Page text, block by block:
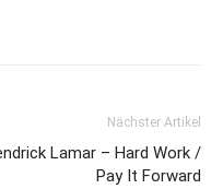
Nächster Artikel
Lamar – Hard Work /
Pay It Forward